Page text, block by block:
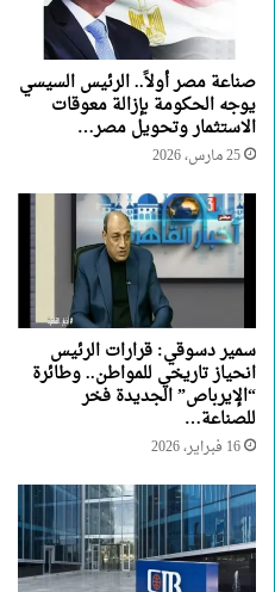
صناعة مصر أولاً.. الرئيس السيسي
يوجه الحكومة بإزالة معوقات
الاستثمار وتحويل مصر…
25 مارس، 2026
سمير دسوقي: قرارات الرئيس
انحياز تاريخي للمواطن.. وطائرة
“الإيرباص” الجديدة فخر
للصناعة…
16 فبراير، 2026